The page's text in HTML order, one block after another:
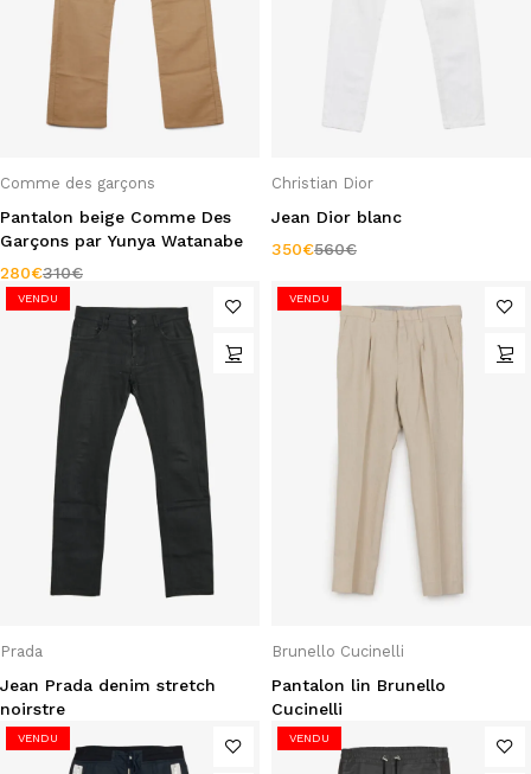
Comme des garçons
Pantalon beige Comme Des
Garçons par Yunya Watanabe
310€
280€
Christian Dior
Jean Dior blanc
560€
350€
VENDU
Prada
Jean Prada denim stretch
noirstre
VENDU
Brunello Cucinelli
Pantalon lin Brunello
Cucinelli
VENDU VENDU